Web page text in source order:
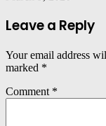
Leave a Reply
Your email address
marked *
Comment *